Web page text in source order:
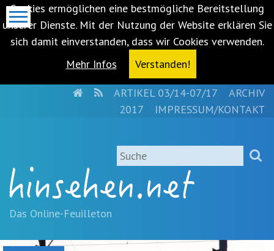
Cookies ermöglichen eine bestmögliche Bereitstellung
unserer Dienste. Mit der Nutzung der Website erklären Sie
sich damit einverstanden, dass wir Cookies verwenden.
Mehr Infos
Verstanden!
springen
(Accesskey
'1')Zur
springen
HOMERSSARTIKEL 03/14-07/17
ARCHIV
2017
IMPRESSUM/KONTAKT
Suche
Das Online-Feuilleton